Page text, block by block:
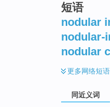
短语
nodular
nodular-
nodular
更多网络短语
同近义词